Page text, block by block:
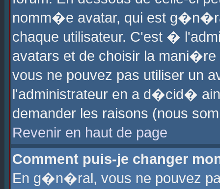
nomm�e avatar, qui est
chaque utilisateur. C'est �
avatars et de choisir la
vous ne pouvez pas utiliser un
l'administrateur en a d�cid�
demander les raisons (nous
Revenir en haut de page
Comment puis-je changer
En g�n�ral, vous ne pouvez